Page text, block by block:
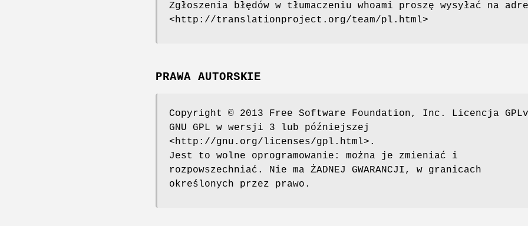
Zgłoszenia błędów w tłumaczeniu whoami proszę wysyłać na
<http://translationproject.org/team/pl.html>
PRAWA AUTORSKIE
Copyright © 2013 Free Software Foundation, Inc. Licencja
GNU GPL w wersji 3 lub późniejszej
<http://gnu.org/licenses/gpl.html>.
Jest to wolne oprogramowanie: można je zmieniać i
rozpowszechniać. Nie ma ŻADNEJ GWARANCJI, w granicach
określonych przez prawo.